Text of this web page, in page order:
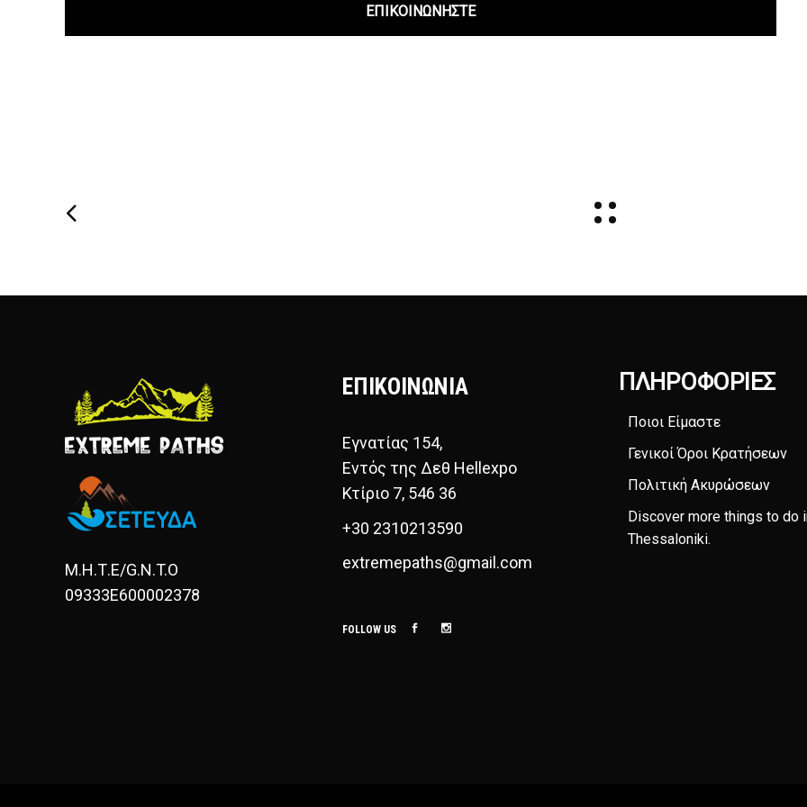
ΕΠΙΚΟΙΝΩΝΗΣΤΕ
Μ.Η.Τ.Ε/G.N.T.O
09333E600002378
ΕΠΙΚΟΙΝΩΝΙΑ
Εγνατίας 154,
Εντός της Δεθ Hellexpo
Κτίριο 7, 546 36
+30 2310213590
extremepaths@gmail.com
FOLLOW US
ΠΛΗΡΟΦΟΡΊΕΣ
Ποιοι Είμαστε
Γενικοί Όροι Κρατήσεων
Πολιτική Ακυρώσεων
Discover more things to do
Thessaloniki.